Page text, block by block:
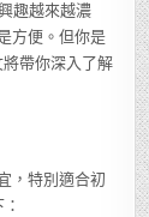
趣越來越濃
方便。但你是
帶你深入了解
，特別適合初